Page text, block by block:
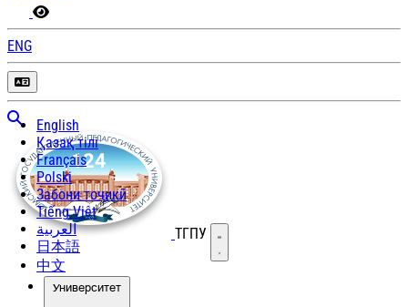
ENG
English
Қазақ тілі
Français
Polski
Забони тоҷикӣ
Tiếng Việt
العربية
日本語
中文
ТГПУ Открыть меню
Университет